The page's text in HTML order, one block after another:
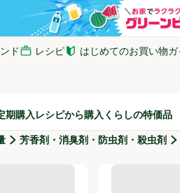
ド レシピ はじめてのお買い物ガ
(新しいウィンドウで開く)
期購入 レシピから購入 くらしの特価品
芳香剤・消臭剤・防虫剤・殺虫剤
臭力 クリアビーズ イオン消臭プラス 大
小林製薬 トイ